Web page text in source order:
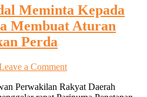
Meminta Kepada
Membuat Aturan
Perda
a Commenton
DPRD
Perwakilan Rakyat Daerah